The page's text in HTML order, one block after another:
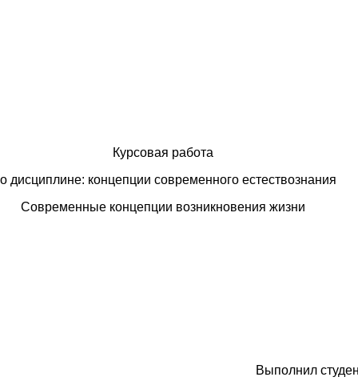
Курсовая работа
дисциплине: концепции современного естествознания
Современные концепции возникновения жизни
Выполнил